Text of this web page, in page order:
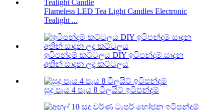
Flameless LED Tea Light Candles Electronic
Tealight ...
ඉටිපන්දම් කට්ටලය DIY ඉටිපන්දම් සාදන
අතින් සාදන ලද කට්ටලය
සුදු පැය 4 පැය 8 ටීලයිට් ඉටිපන්දම්